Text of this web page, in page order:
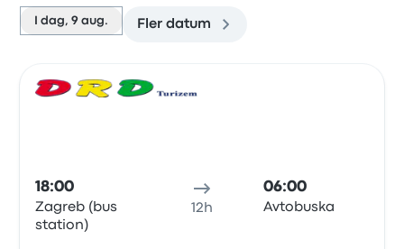
I dag, 9 aug. Fler datum
18:00
Zagreb (bus
station)
12h
06:00
Avtobuska